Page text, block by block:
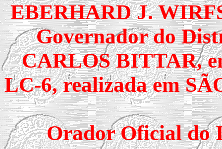
EBERHARD J.
Governador do
CARLOS BITTAR,
LC-6, realizada em
Orador Oficial do